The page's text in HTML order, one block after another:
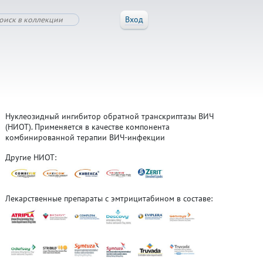
Вход
Нуклеозидный ингибитор обратной транскриптазы ВИЧ
(НИОТ). Применяется в качестве компонента
комбинированной терапии ВИЧ-инфекции
Другие НИОТ:
Лекарственные препараты с эмтрицитабином в составе: